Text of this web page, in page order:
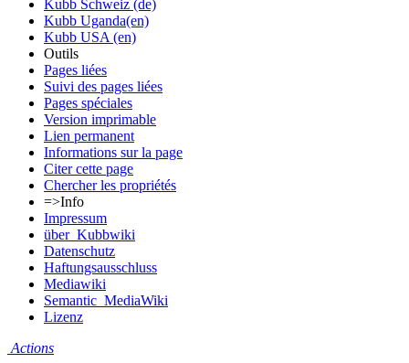
Kubb Schweiz (de)
Kubb Uganda(en)
Kubb USA (en)
Outils
Pages liées
Suivi des pages liées
Pages spéciales
Version imprimable
Lien permanent
Informations sur la page
Citer cette page
Chercher les propriétés
=>Info
Impressum
über_Kubbwiki
Datenschutz
Haftungsausschluss
Mediawiki
Semantic_MediaWiki
Lizenz
Actions